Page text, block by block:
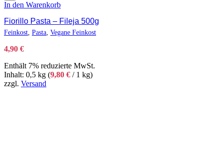
In den Warenkorb
Fiorillo Pasta – Fileja 500g
Feinkost, Pasta, Vegane Feinkost
4,90 €
Enthält 7% reduzierte MwSt.
Inhalt: 0,5 kg (9,80 € / 1 kg)
zzgl. Versand